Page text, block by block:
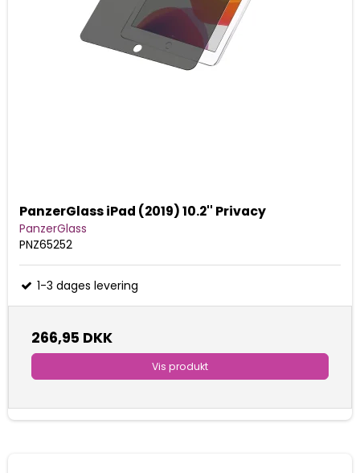
PanzerGlass iPad (2019) 10.2'' Privacy
PanzerGlass
PNZ65252
1-3 dages levering
266,95 DKK
Vis produkt